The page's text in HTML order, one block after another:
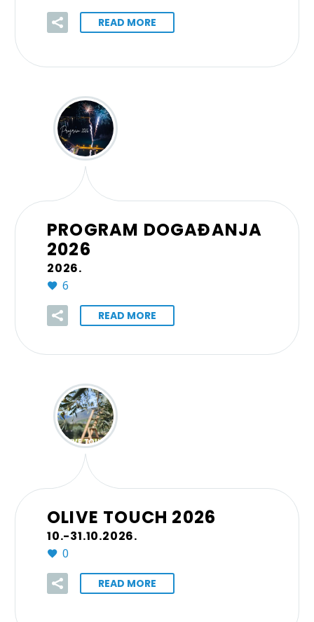
READ MORE
PROGRAM DOGAĐANJA
2026
2026.
6
READ MORE
OLIVE TOUCH 2026
10.-31.10.2026.
0
READ MORE